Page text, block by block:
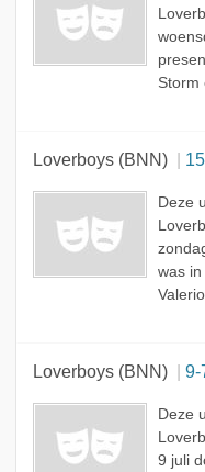
Storm
Loverboys (BNN)
Deze
was
Loverboys (BNN) 9-
Deze
9 juli